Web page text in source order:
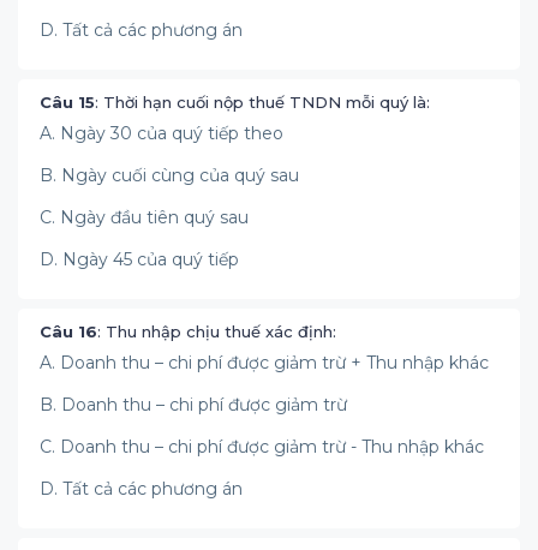
D. Tất cả các phương án
Câu 15: Thời hạn cuối nộp thuế TNDN mỗi quý là:
A. Ngày 30 của quý tiếp theo
B. Ngày cuối cùng của quý sau
C. Ngày đầu tiên quý sau
D. Ngày 45 của quý tiếp
Câu 16: Thu nhập chịu thuế xác định:
A. Doanh thu – chi phí được giảm trừ + Thu nhập khác
B. Doanh thu – chi phí được giảm trừ
C. Doanh thu – chi phí được giảm trừ - Thu nhập khác
D. Tất cả các phương án